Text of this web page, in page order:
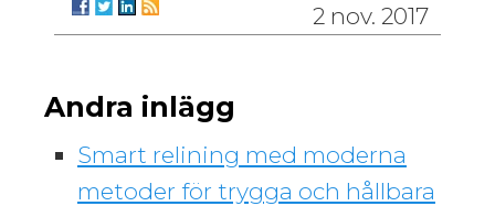
2 nov. 2017
Andra inlägg
Smart relining med moderna
metoder för trygga och hållbara